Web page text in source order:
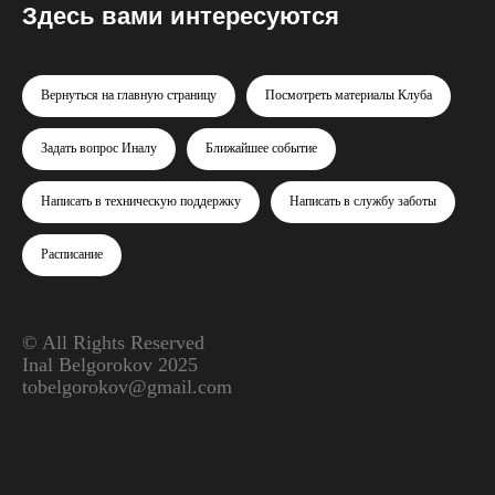
Здесь вами интересуются
Вернуться на главную страницу Посмотреть материалы Клуба
Задать вопрос Иналу Ближайшее событие
Написать в техническую поддержку Написать в службу заботы
Расписание
© All Rights Reserved
Inal Belgorokov 2025
tobelgorokov@gmail.com